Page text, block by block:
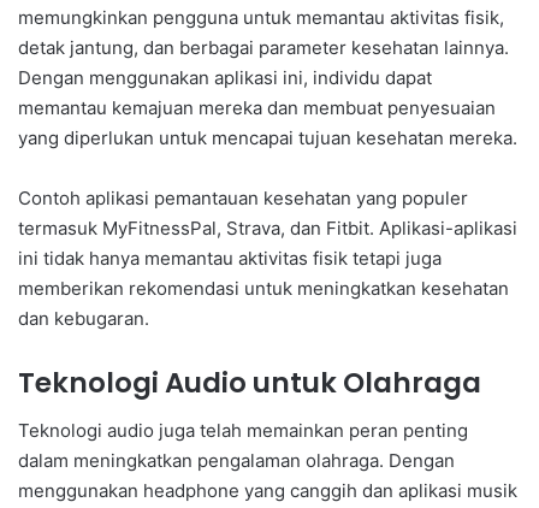
memungkinkan pengguna untuk memantau aktivitas fisik,
detak jantung, dan berbagai parameter kesehatan lainnya.
Dengan menggunakan aplikasi ini, individu dapat
memantau kemajuan mereka dan membuat penyesuaian
yang diperlukan untuk mencapai tujuan kesehatan mereka.
Contoh aplikasi pemantauan kesehatan yang populer
termasuk MyFitnessPal, Strava, dan Fitbit. Aplikasi-aplikasi
ini tidak hanya memantau aktivitas fisik tetapi juga
memberikan rekomendasi untuk meningkatkan kesehatan
dan kebugaran.
Teknologi Audio untuk Olahraga
Teknologi audio juga telah memainkan peran penting
dalam meningkatkan pengalaman olahraga. Dengan
menggunakan headphone yang canggih dan aplikasi musik